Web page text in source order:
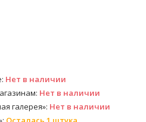
Нет в наличии
Нет в наличии
галерея»: Нет в наличии